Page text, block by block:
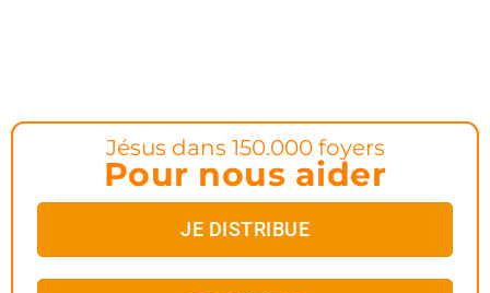
Jésus dans 150.000 foyers
Pour nous aider
JE DISTRIBUE